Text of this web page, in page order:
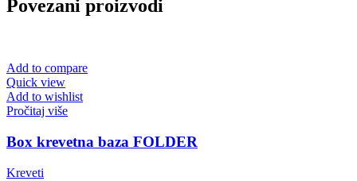
Povezani proizvodi
Add to compare
Quick view
Add to wishlist
Pročitaj više
Box krevetna baza FOLDER
Kreveti